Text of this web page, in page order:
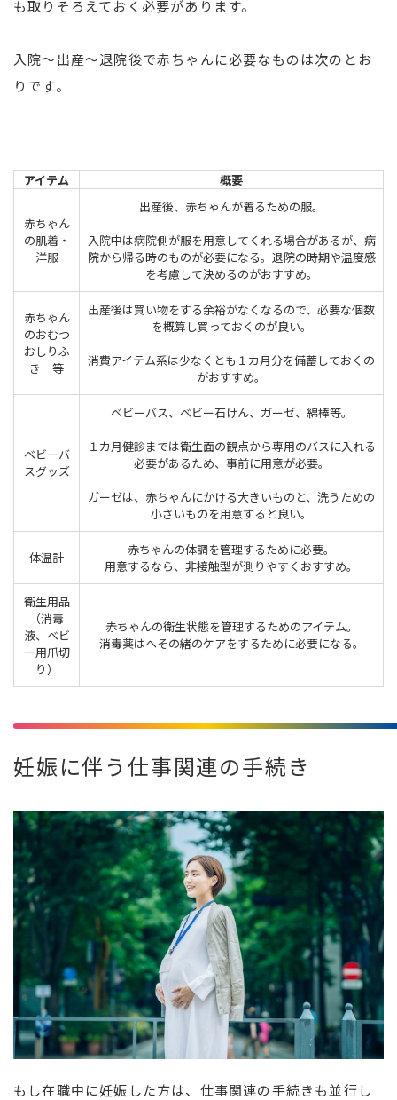
も取りそろえておく必要があります。
入院～出産～退院後で赤ちゃんに必要なものは次のとお
りです。
アイテム 概要
赤ちゃん
の肌着・
洋服
出産後、赤ちゃんが着るための服。
入院中は病院側が服を用意してくれる場合があるが、病
院から帰る時のものが必要になる。退院の時期や温度感
を考慮して決めるのがおすすめ。
赤ちゃん
のおむつ
おしりふ
き 等
出産後は買い物をする余裕がなくなるので、必要な個数
を概算し買っておくのが良い。
消費アイテム系は少なくとも１カ月分を備蓄しておくの
がおすすめ。
ベビーバ
スグッズ
ベビーバス、ベビー石けん、ガーゼ、綿棒等。
１カ月健診までは衛生面の観点から専用のバスに入れる
必要があるため、事前に用意が必要。
ガーゼは、赤ちゃんにかける大きいものと、洗うための
小さいものを用意すると良い。
体温計
赤ちゃんの体調を管理するために必要。
用意するなら、非接触型が測りやすくおすすめ。
衛生用品
（消毒
液、ベビ
ー用爪切
り）
赤ちゃんの衛生状態を管理するためのアイテム。
消毒薬はへその緒のケアをするために必要になる。
妊娠に伴う仕事関連の手続き
もし在職中に妊娠した方は、仕事関連の手続きも並行し